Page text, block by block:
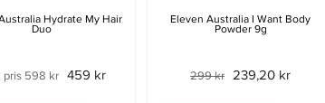
Hydrate My Hair
Duo
pris 598 kr 459 kr
Eleven Australia I Want Body
Powder 9g
299 kr 239,20 kr